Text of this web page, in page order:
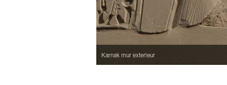
Karnak mur exterieur